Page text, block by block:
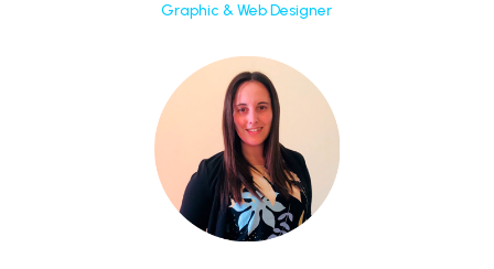
Graphic & Web Designer